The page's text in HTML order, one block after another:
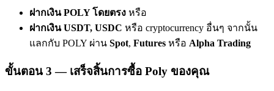
Deposit CASHCAT & Win
ฝากเงิน POLY โดยตรง หรือ
ฝากเงิน USDT, USDC หรือ cryptocurrency อื่นๆ จากนั้น
แลกกับ POLY ผ่าน Spot, Futures หรือ Alpha Trading
ขั้นตอน 3 — เสร็จสิ้นการซื้อ Poly ของคุณ